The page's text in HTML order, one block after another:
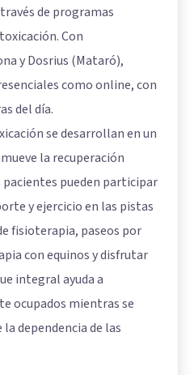
de programas
Con
y Dosrius (Mataró),
como online, con
del día.
se desarrollan en un
la recuperación
pacientes pueden participar
y ejercicio en las pistas
fisioterapia, paseos por
con equinos y disfrutar
integral ayuda a
ocupados mientras se
dependencia de las